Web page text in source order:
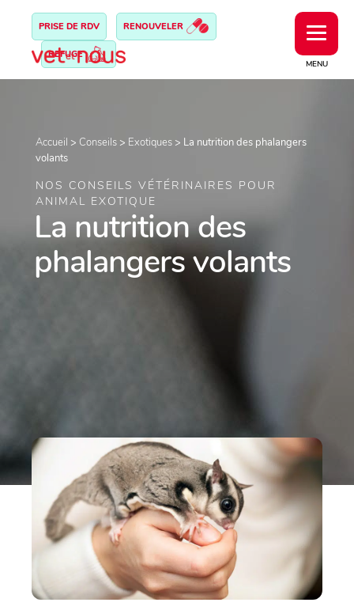
MENU
PRISE DE RDV RENOUVELER
REFUGE
Accueil > Conseils > Exotiques > La nutrition des phalangers
volants
NOS CONSEILS VÉTÉRINAIRES POUR
ANIMAL EXOTIQUE
La nutrition des
phalangers volants